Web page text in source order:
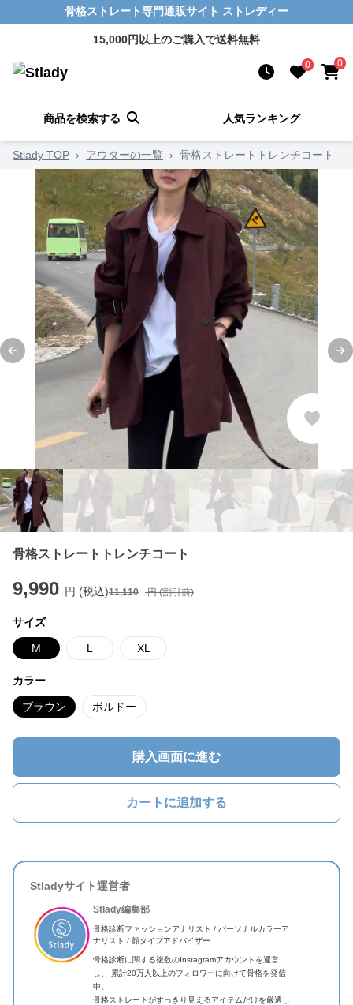
骨格ストレート専門通販サイト ストレディー
15,000円以上のご購入で送料無料
0 0
商品を検索する 人気ランキング
Stlady TOP › アウターの一覧 › 骨格ストレートトレンチコート
Previous slide
骨格ストレートトレンチコート
9,990 円 (税込)11,110 円 (割引前)
サイズ
M L XL
カラー
ブラウン ボルドー
購入画面に進む
カートに追加する
Stladyサイト運営者
Stlady編集部
骨格診断ファッションアナリスト / パーソナルカラーア
ナリスト / 顔タイプアドバイザー
骨格診断に関する複数のInstagramアカウントを運営
し、 累計20万人以上のフォロワーに向けて骨格を発信
中。
骨格ストレートがすっきり見えるアイテムだけを厳選し